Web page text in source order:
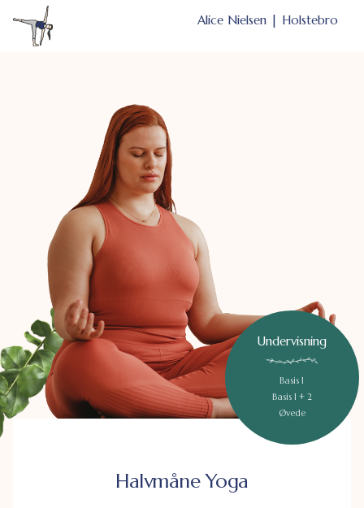
Alice Nielsen | Holstebro
Halvmåne Yoga
Undervisning
Basis 1
Basis 1 + 2
Øvede
Lavhedevej 32 - 7500 Holstebro